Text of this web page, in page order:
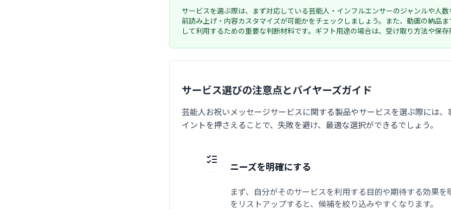
サービスを選ぶ際は、まず対応している芸能人・インフルエンサーのジャンルや人
前読み上げ・内容カスタマイズが可能かをチェックしましょう。また、動画の納品
して利用するための重要な判断材料です。ギフト用途の場合は、受け取り方法や保
サービス選びの注意点とバイヤーズガイド
芸能人お祝いメッセージサービスに関する製品やサービスを選ぶ際には
イントを押さえることで、失敗を避け、最適な選択ができるでしょう。
ニーズを明確にする
まず、自分がそのサービスを利用する目的や期待する効果
をリストアップすると、候補を絞り込みやすくなります。